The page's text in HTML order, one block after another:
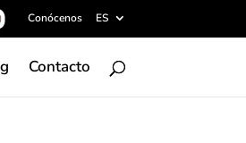
Conócenos ES
Contacto